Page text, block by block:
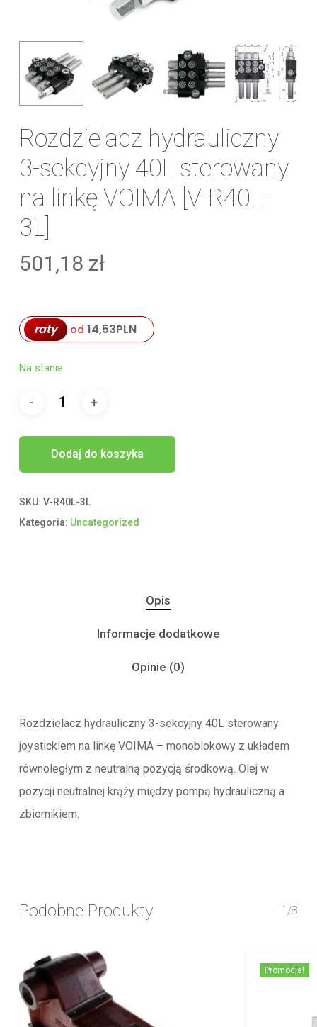
Rozdzielacz hydrauliczny
3-sekcyjny 40L sterowany
na linkę VOIMA [V-R40L-
3L]
501,18 zł
raty od 14,53PLN
Na stanie
Dodaj do koszyka
SKU: V-R40L-3L
Kategoria: Uncategorized
Opis
Informacje dodatkowe
Opinie (0)
Rozdzielacz hydrauliczny 3-sekcyjny 40L sterowany
joystickiem na linkę VOIMA – monoblokowy z układem
równoległym z neutralną pozycją środkową. Olej w
pozycji neutralnej krąży między pompą hydrauliczną a
zbiornikiem.
Podobne Produkty 1/8
Promocja!